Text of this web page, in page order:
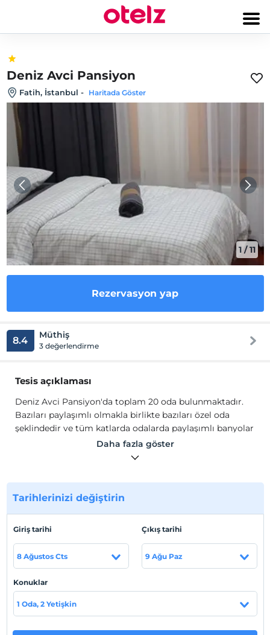
Deniz Avci Pansiyon
Fatih, İstanbul - Haritada Göster
1 /11
Rezervasyon yap
8.4 Müthiş
3 değerlendirme
Tesis açıklaması
Deniz Avci Pansiyon'da toplam 20 oda bulunmaktadır.
Bazıları paylaşımlı olmakla birlikte bazıları özel oda
şeklindedir ve tüm katlarda odalarda paylaşımlı banyolar
Odaların her birinde ücretsiz Wİ-Fi erişimi, mini
sunulmaktadır.
Tesis lokasyon bilgileri
Aksaray, Şişli gibi lokal ve kültürel bölgelere çok yakın
Haritada Göster
Daha fazla göster
Tarihlerinizi değiştirin
Giriş tarihi
8 Ağustos Cts
Çıkış tarihi
9 Ağu Paz
Konuklar
1 Oda, 2 Yetişkin